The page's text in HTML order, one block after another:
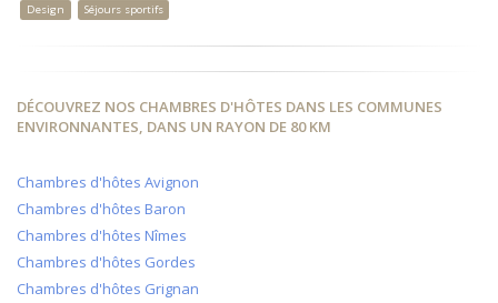
Design
Séjours sportifs
DÉCOUVREZ NOS CHAMBRES D'HÔTES DANS LES COMMUNES
ENVIRONNANTES, DANS UN RAYON DE 80 KM
Chambres d'hôtes Avignon
Chambres d'hôtes Baron
Chambres d'hôtes Nîmes
Chambres d'hôtes Gordes
Chambres d'hôtes Grignan